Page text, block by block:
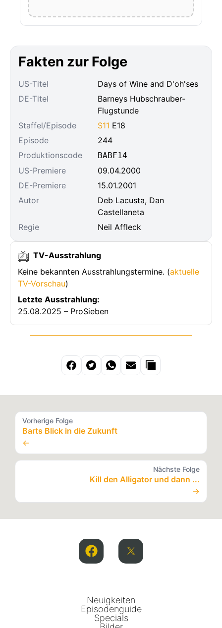
Fakten zur Folge
US-Titel
Days of Wine and D'oh'ses
DE-Titel
Barneys Hubschrauber-
Flugstunde
Staffel/Episode
S11 E18
Episode
244
Produktionscode
BABF14
US-Premiere
09.04.2000
DE-Premiere
15.01.2001
Autor
Deb Lacusta, Dan
Castellaneta
Regie
Neil Affleck
TV-Ausstrahlung
Keine bekannten Ausstrahlungstermine. (aktuelle
TV-Vorschau)
Letzte Ausstrahlung:
25.08.2025 – ProSieben
Vorherige Folge
Barts Blick in die Zukunft
←
Nächste Folge
Kill den Alligator und dann ...
→
Neuigkeiten
Episodenguide
Specials